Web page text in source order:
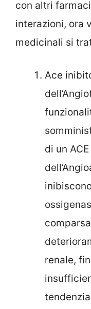
con altri
interazioni, ora
medicinali si
Ace
di un
renale,